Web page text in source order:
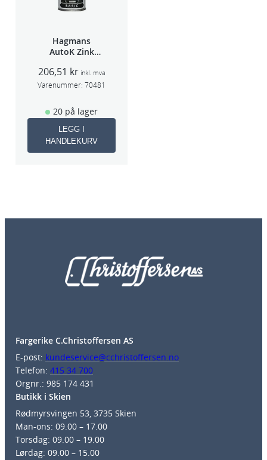
Hagmans
AutoK Zink
206,51 kr inkl. mva
Varenummer: 70481
20 på lager
LEGG I
HANDLEKURV
Fargerike C.Christoffersen AS
E-post: kundeservice@cchristoffersen.no
Telefon: 415 34 700
Orgnr.: 985 174 431
Butikk i Skien
Rødmyrsvingen 53, 3735 Skien
Man-ons: 09.00 – 17.00
Torsdag: 09.00 – 19.00
Lørdag: 09.00 – 15.00